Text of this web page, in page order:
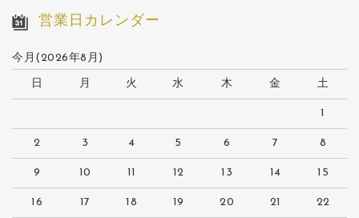
営業日カレンダー
今月(2026年8月)
日 月 火 水 木 金 土
1
2 3 4 5 6 7 8
9 10 11 12 13 14 15
16 17 18 19 20 21 22